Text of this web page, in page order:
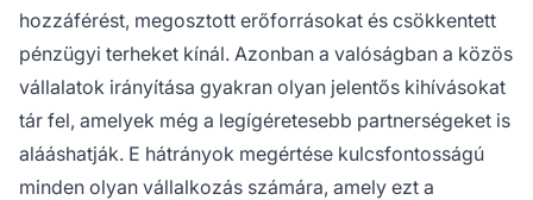
hozzáférést, megosztott erőforrásokat és csökkentett
pénzügyi terheket kínál. Azonban a valóságban a közös
vállalatok irányítása gyakran olyan jelentős kihívásokat
tár fel, amelyek még a legígéretesebb partnerségeket is
alááshatják. E hátrányok megértése kulcsfontosságú
minden olyan vállalkozás számára, amely ezt a